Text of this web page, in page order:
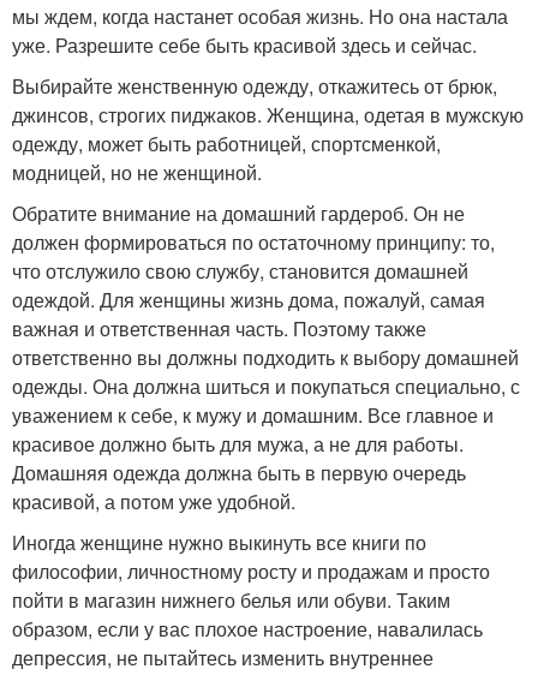
мы ждем, когда настанет особая жизнь. Но она настала
уже. Разрешите себе быть красивой здесь и сейчас.
Выбирайте женственную одежду, откажитесь от брюк,
джинсов, строгих пиджаков. Женщина, одетая в мужскую
одежду, может быть работницей, спортсменкой,
модницей, но не женщиной.
Обратите внимание на домашний гардероб. Он не
должен формироваться по остаточному принципу: то,
что отслужило свою службу, становится домашней
одеждой. Для женщины жизнь дома, пожалуй, самая
важная и ответственная часть. Поэтому также
ответственно вы должны подходить к выбору домашней
одежды. Она должна шиться и покупаться специально, с
уважением к себе, к мужу и домашним. Все главное и
красивое должно быть для мужа, а не для работы.
Домашняя одежда должна быть в первую очередь
красивой, а потом уже удобной.
Иногда женщине нужно выкинуть все книги по
философии, личностному росту и продажам и просто
пойти в магазин нижнего белья или обуви. Таким
образом, если у вас плохое настроение, навалилась
депрессия, не пытайтесь изменить внутреннее